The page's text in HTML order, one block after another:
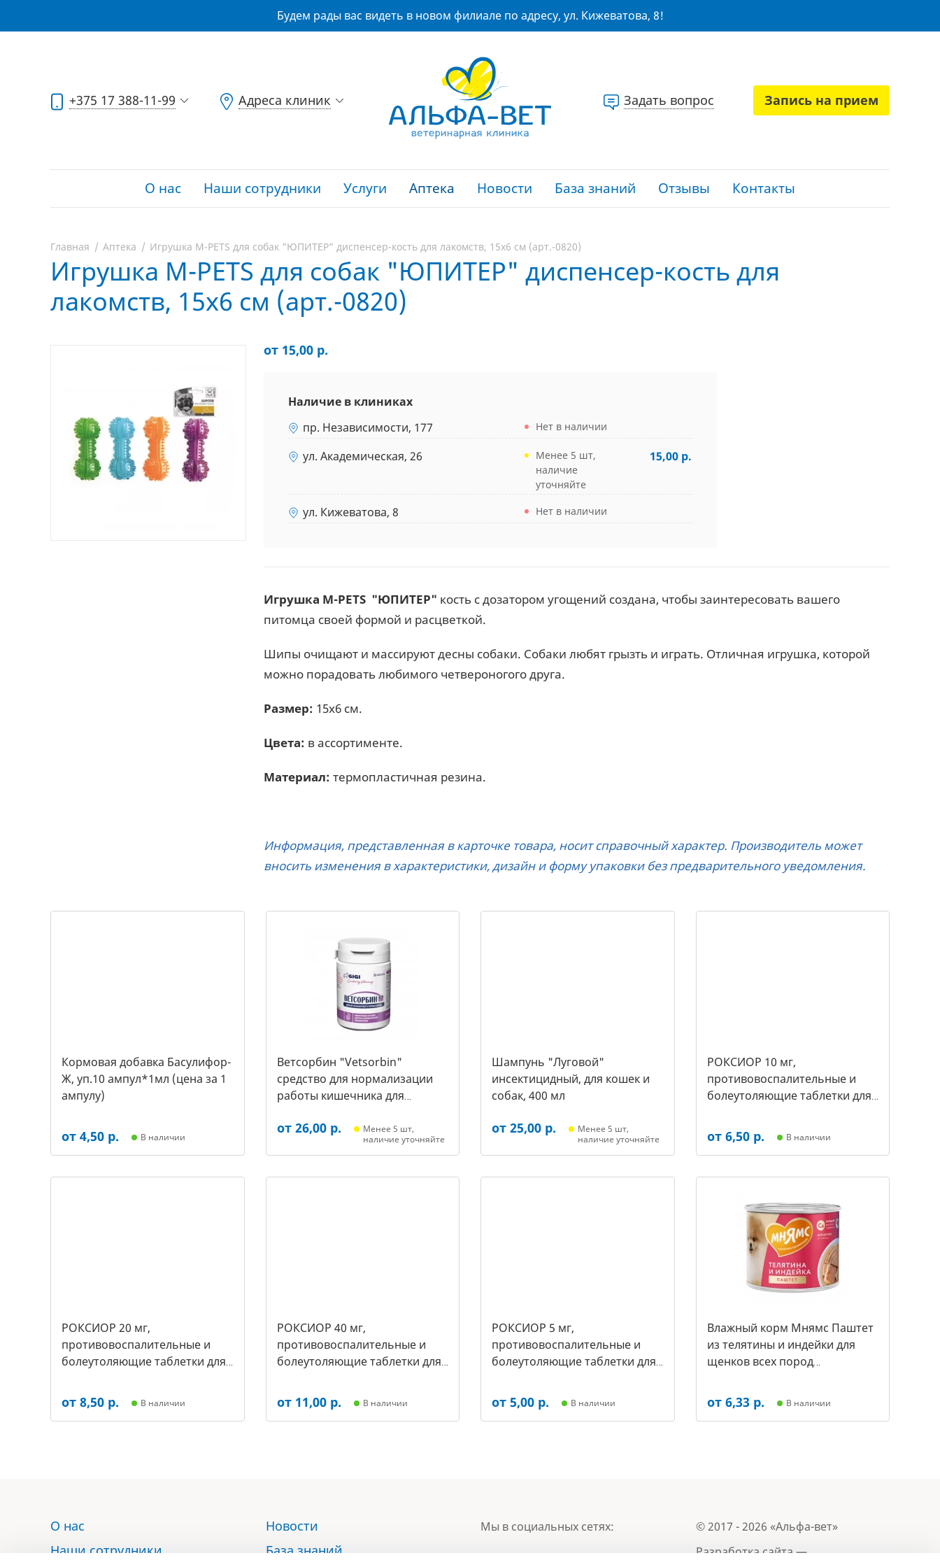
Будем рады вас видеть в новом филиале по адресу, ул. Кижеватова, 8!
+375 17 388-11-99 Адреса клиник Задать вопрос Запись на прием
О нас Наши сотрудники Услуги Аптека Новости База знаний Отзывы Контакты
Главная Аптека Игрушка M-PETS для собак "ЮПИТЕР" диспенсер-кость для лакомств, 15х6 см (арт.-0820)
Игрушка M-PETS для собак "ЮПИТЕР" диспенсер-кость для
лакомств, 15х6 см (арт.-0820)
от 15,00 р.
Наличие в клиниках
пр. Независимости, 177
Нет в наличии
ул. Академическая, 26
Менее 5 шт,
наличие
уточняйте
15,00 р.
ул. Кижеватова, 8 Нет в наличии
Игрушка M-PETS "ЮПИТЕР" кость с дозатором угощений создана, чтобы заинтересовать вашего
питомца своей формой и расцветкой.
Шипы очищают и массируют десны собаки. Собаки любят грызть и играть. Отличная игрушка, которой
можно порадовать любимого четвероногого друга.
Размер: 15х6 см.
Цвета: в ассортименте.
Материал: термопластичная резина.
Информация, представленная в карточке товара, носит справочный характер. Производитель может
вносить изменения в характеристики, дизайн и форму упаковки без предварительного уведомления.
Кормовая добавка Басулифор-
Ж, уп.10 ампул*1мл (цена за 1
ампулу)
от 4,50 р. В наличии
Ветсорбин "Vetsorbin"
средство для нормализации
работы кишечника для
от 26,00 р.
Менее 5 шт,
наличие уточняйте
Шампунь "Луговой"
инсектицидный, для кошек и
собак, 400 мл
от 25,00 р.
Менее 5 шт,
наличие уточняйте
РОКСИОР 10 мг,
противовоспалительные и
болеутоляющие таблетки для
таб) (арт-5480)
от 6,50 р. В наличии
РОКСИОР 20 мг,
противовоспалительные и
болеутоляющие таблетки для
таб) (арт-5497
от 8,50 р. В наличии
РОКСИОР 40 мг,
противовоспалительные и
болеутоляющие таблетки для
таб) (арт-5503)
от 11,00 р. В наличии
РОКСИОР 5 мг,
противовоспалительные и
болеутоляющие таблетки для
таб) (арт-5473)
от 5,00 р. В наличии
Влажный корм Мнямс Паштет
из телятины и индейки для
щенков всех пород
г (арт.-7255)
от 6,33 р. В наличии
О нас
Наши сотрудники
Новости
База знаний
Мы в социальных сетях:
© 2017 - 2026 «Альфа-вет»
Разработка сайта —